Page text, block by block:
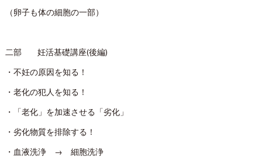
（卵子も体の細胞の一部）
二部 妊活基礎講座(後編)
・不妊の原因を知る！
・老化の犯人を知る！
・「老化」を加速させる「劣化」
・劣化物質を排除する！
・血液洗浄 → 細胞洗浄